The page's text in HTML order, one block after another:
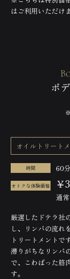
ヒプ
ヒプ
メニ
ヒプ
セッ
メニ
ヘッ
ヘッ
フェ
ボデ
ボデ
メデ
サロ
はご利用いただけ
ボ
オイルトリート
時間 60
オトクな体験価格 ￥
通
厳選したドテラ社
し、リンパの流れ
トリートメントです
滞りがちなリンパ
で、こわばった筋
す。